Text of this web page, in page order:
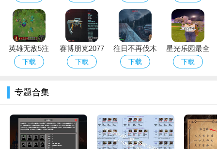
武职提升还能让角色更好地装备武器和防具。在"卧虎藏
龙"中，有了一把好的剑，就等于拥有了一份强大的实力。能否使
用这些好剑，并不是只看角色的等级，还要看角色的武职。每提
_孤胆下载最
新游戏技巧通
关
解全攻略_神
秘山谷探险技
巧与生存指南
_鳄鱼游戏最
新游戏技巧通
关
飘飘球最新游
戏技巧通关
英雄无敌5注
魔弩车流技能
下载
赛博朋克2077
隐藏武器在哪
下载
往日不再伐木
场在哪
下载
星光乐园最全
游戏攻略解说
下载
专题合集